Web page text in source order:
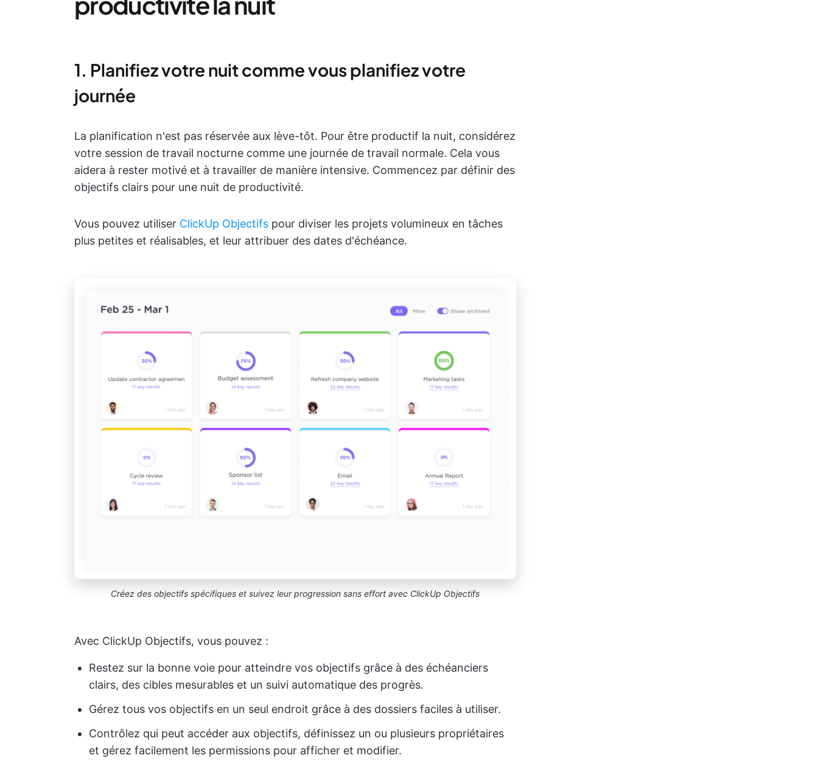
1. Planifiez votre nuit comme vous planifiez votre
journée
La planification n'est pas réservée aux lève-tôt. Pour être productif la nuit, considérez
votre session de travail nocturne comme une journée de travail normale. Cela vous
aidera à rester motivé et à travailler de manière intensive. Commencez par définir des
objectifs clairs pour une nuit de productivité.
Vous pouvez utiliser ClickUp Objectifs pour diviser les projets volumineux en tâches
plus petites et réalisables, et leur attribuer des dates d'échéance.
Créez des objectifs spécifiques et suivez leur progression sans effort avec ClickUp Objectifs
Avec ClickUp Objectifs, vous pouvez :
Restez sur la bonne voie pour atteindre vos objectifs grâce à des échéanciers
clairs, des cibles mesurables et un suivi automatique des progrès.
Gérez tous vos objectifs en un seul endroit grâce à des dossiers faciles à utiliser.
Contrôlez qui peut accéder aux objectifs, définissez un ou plusieurs propriétaires
et gérez facilement les permissions pour afficher et modifier.